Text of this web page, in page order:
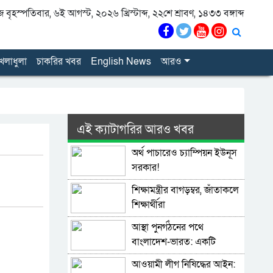
৬ই আগস্ট, ২০২৬ খ্রিস্টাব্দ, ২২শে শ্রাবণ, ১৪৩৩ বঙ্গাব্দ
চাকরির খবর English News আরও
এই ক্যাটাগরির আরও খবর
অর্থ পাচারেও চ্যাম্পিয়ন ইউনূস
সরকার!
শিক্ষামন্ত্রীর বাগড়ম্বর, জাঁতাকলে
শিক্ষার্থীরা
আস্থা পুনর্গঠনের পথে
বাংলাদেশ-ভারত: একটি
কৌশলগত বিশ্লেষণ
আওয়ামী লীগ নিষিদ্ধের আইন: